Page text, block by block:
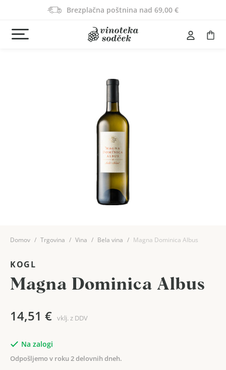
Brezplačna poštnina nad 69,00 €
Domov Trgovina Vina Bela vina Magna Dominica Albus
KOGL
Magna Dominica Albus
14,51 € vklj. z DDV
Na zalogi
Odpošljemo v roku 2 delovnih dneh.